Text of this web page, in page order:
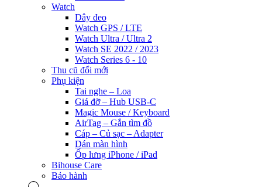
Watch
Dây đeo
Watch GPS / LTE
Watch Ultra / Ultra 2
Watch SE 2022 / 2023
Watch Series 6 - 10
Thu cũ đổi mới
Phụ kiện
Tai nghe – Loa
Giá đỡ – Hub USB-C
Magic Mouse / Keyboard
AirTag – Gắn tìm đồ
Cáp – Củ sạc – Adapter
Dán màn hình
Ốp lưng iPhone / iPad
Bihouse Care
Bảo hành